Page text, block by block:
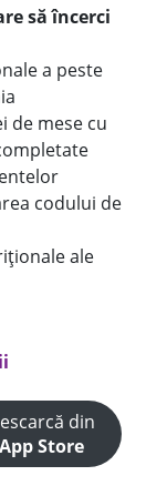
să încerci
a peste
de mese cu
codului de
ale
din
App Store